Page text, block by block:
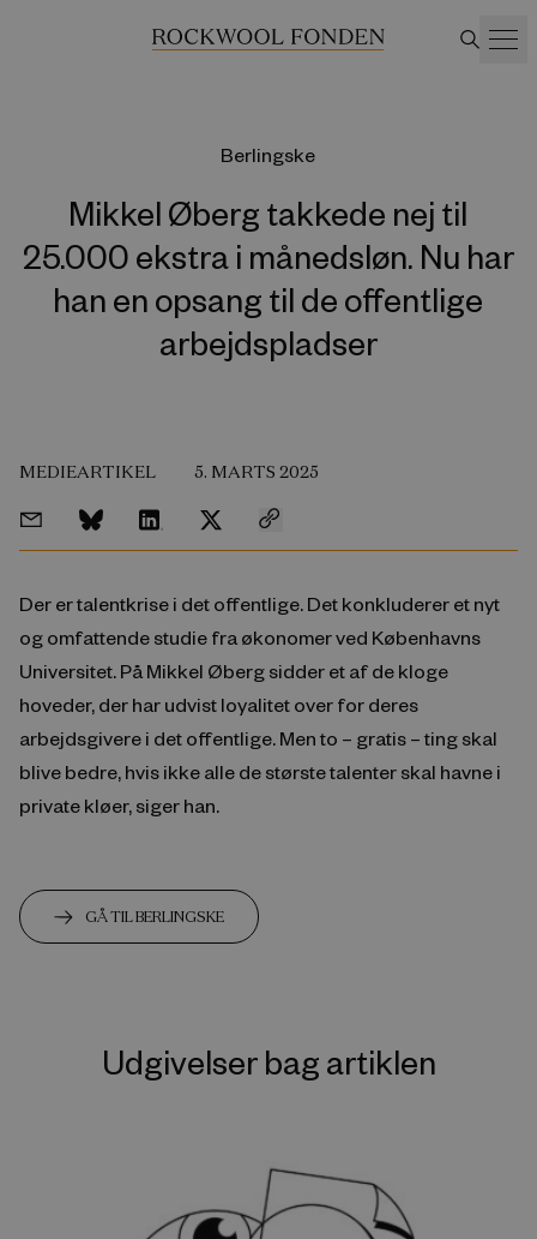
Berlingske
Mikkel Øberg takkede nej til
25.000 ekstra i månedsløn. Nu har
han en opsang til de offentlige
arbejdspladser
MEDIEARTIKEL 5. MARTS 2025
Der er talentkrise i det offentlige. Det konkluderer et nyt
og omfattende studie fra økonomer ved Københavns
Universitet. På Mikkel Øberg sidder et af de kloge
hoveder, der har udvist loyalitet over for deres
arbejdsgivere i det offentlige. Men to – gratis – ting skal
blive bedre, hvis ikke alle de største talenter skal havne i
private kløer, siger han.
GÅ TIL BERLINGSKE
Udgivelser bag artiklen